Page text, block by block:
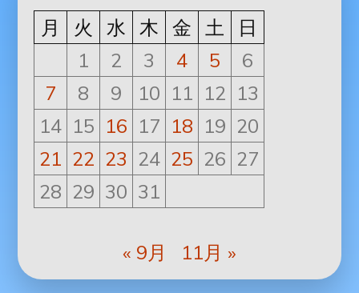
月
火 水 木 金 土
日
1
2 3 4 5
6
7
8 9 10 11 12 13
14 15 16 17 18 19 20
21 22 23 24 25 26 27
28 29 30 31
« 9月 11月 »